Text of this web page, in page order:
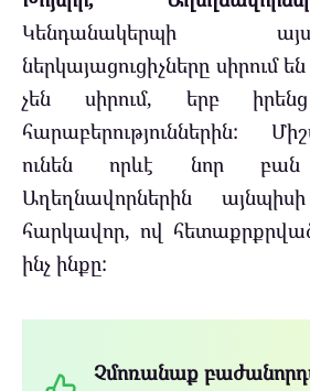
Կենդանակերպի
ներկայացուցիչները սիրում
չեն սիրում, երբ
հարաբերություններին:
ունեն որևէ նոր բան
Աղեղնավորներին
հարկավոր, ով
ինչ ինքը:
Չմոռանաք